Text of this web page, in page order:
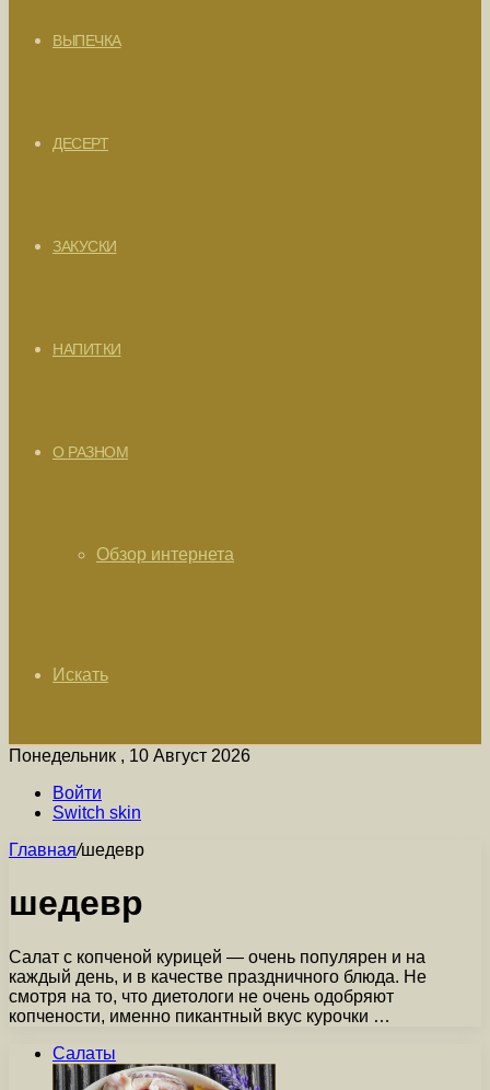
ВЫПЕЧКА
ДЕСЕРТ
ЗАКУСКИ
НАПИТКИ
О РАЗНОМ
Обзор интернета
Искать
Понедельник , 10 Август 2026
Войти
Switch skin
Главная/шедевр
шедевр
Салат с копченой курицей — очень популярен и на
каждый день, и в качестве праздничного блюда. Не
смотря на то, что диетологи не очень одобряют
копчености, именно пикантный вкус курочки …
Салаты